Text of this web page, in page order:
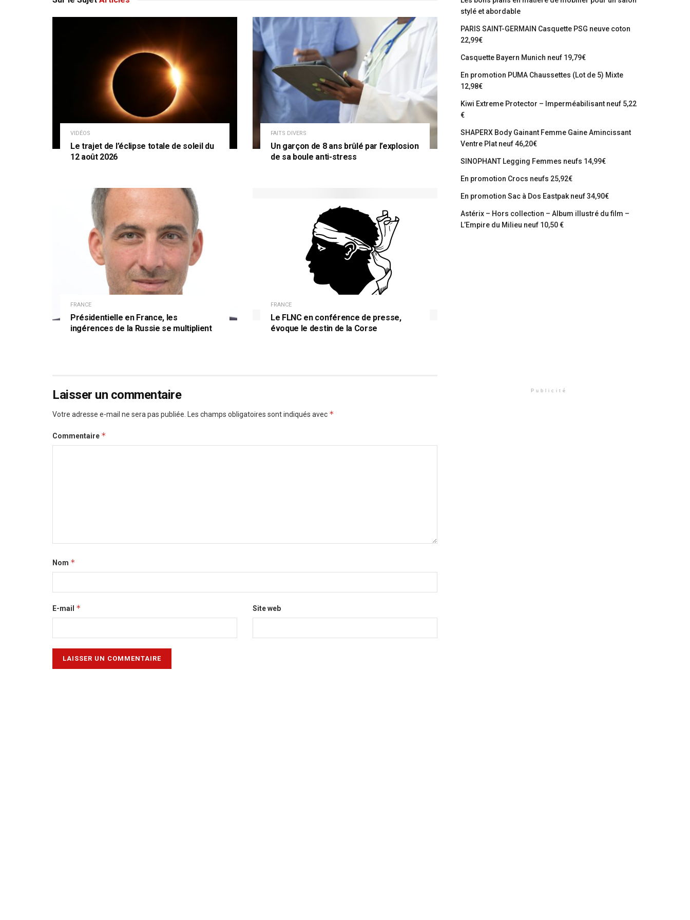
VIDÉOS
Le trajet de l’éclipse totale de soleil du
12 août 2026
FAITS DIVERS
Un garçon de 8 ans brûlé par l’explosion
de sa boule anti-stress
FRANCE
Présidentielle en France, les
ingérences de la Russie se multiplient
FRANCE
Le FLNC en conférence de presse,
évoque le destin de la Corse
Laisser un commentaire
Votre adresse e-mail ne sera pas publiée. Les champs obligatoires sont indiqués avec *
Commentaire *
Nom *
E-mail * Site web
stylé et abordable
PARIS SAINT-GERMAIN Casquette PSG neuve coton
22,99€
Casquette Bayern Munich neuf 19,79€
En promotion PUMA Chaussettes (Lot de 5) Mixte
12,98€
Kiwi Extreme Protector – Imperméabilisant neuf 5,22
€
SHAPERX Body Gainant Femme Gaine Amincissant
Ventre Plat neuf 46,20€
SINOPHANT Legging Femmes neufs 14,99€
En promotion Crocs neufs 25,92€
En promotion Sac à Dos Eastpak neuf 34,90€
Astérix – Hors collection – Album illustré du film –
L’Empire du Milieu neuf 10,50 €
Publicité